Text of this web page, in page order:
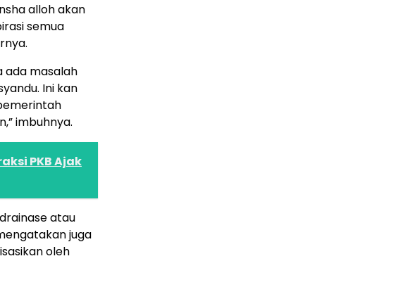
alloh akan
semua
ada masalah
Ini kan
imbuhnya.
PKB Ajak
atau
juga
oleh